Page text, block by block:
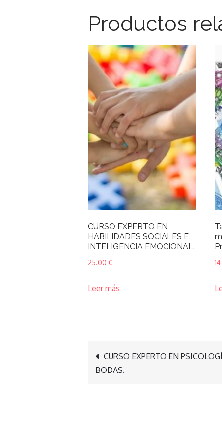
y
Productos
CURSO EXPERTO EN
HABILIDADES SOCIALES E
INTELIGENCIA EMOCIONAL.
25.00 €
Leer más
Navegación
CURSO EXPERTO EN
BODAS.